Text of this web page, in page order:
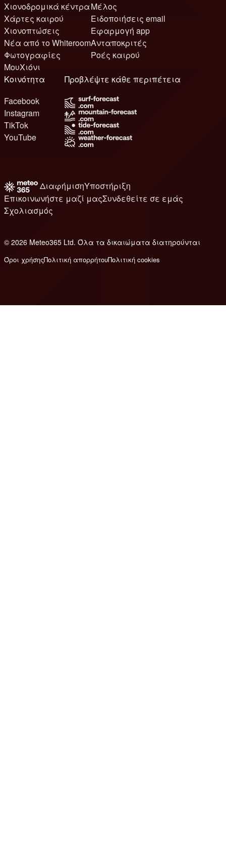
Χιονοδρομικά κέντρα
Χάρτες καιρού
Χιονοπτώσεις
Νέα από το Whiteroom
Φωτογραφίες
ΜουΧιόνι
Μέλος
Ειδοποιήσεις email
Εφαρμογή app
Ανταποκριτές
Ροές καιρού
Κοινότητα
Facebook
Instagram
TikTok
YouTube
Προβλέψτε κάθε περιπέτεια
ΔιαφήμισηΥποστήριξη
Επικοινωνήστε μαζί μαςΣυνδεθείτε σε εμάς
Σχολιασμός
© 2026 Meteo365 Ltd. Όλα τα δικαιώματα διατηρούνται
Όροι χρήσηςΠολιτική απορρήτουΠολιτική cookies